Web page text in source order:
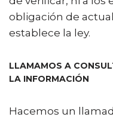
obligación de
establece la ley.
LLAMAMOS A
LA INFORMACIÓN
Hacemos un